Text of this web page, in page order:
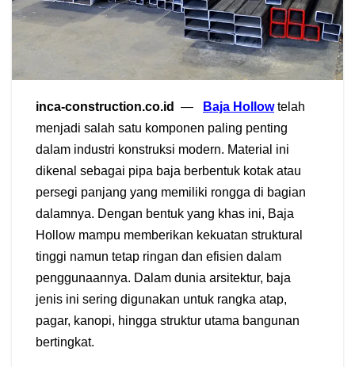
inca-construction.co.id — Baja Hollow telah
menjadi salah satu komponen paling penting
dalam industri konstruksi modern. Material ini
dikenal sebagai pipa baja berbentuk kotak atau
persegi panjang yang memiliki rongga di bagian
dalamnya. Dengan bentuk yang khas ini, Baja
Hollow mampu memberikan kekuatan struktural
tinggi namun tetap ringan dan efisien dalam
penggunaannya. Dalam dunia arsitektur, baja
jenis ini sering digunakan untuk rangka atap,
pagar, kanopi, hingga struktur utama bangunan
bertingkat.